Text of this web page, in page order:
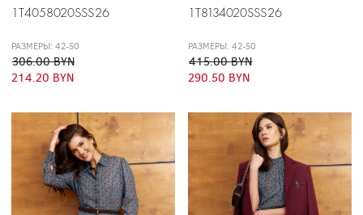
1T4058020SSS26
РАЗМЕРЫ: 42-50
306.00 BYN
214.20 BYN
1T8134020SSS26
РАЗМЕРЫ: 42-50
415.00 BYN
290.50 BYN